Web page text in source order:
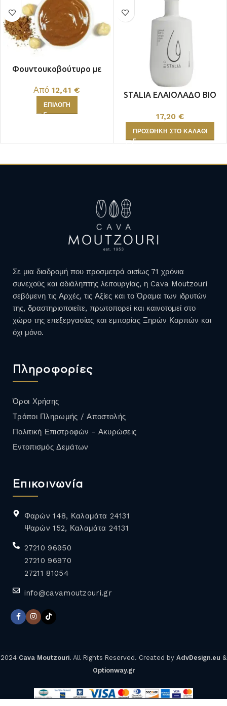
Φουντουκοβούτυρο με
Από12,41€
ΕΠΙΛΟΓΉ
STALIA ΕΛΑΙΟΛΑΔΟ BIO
17,20 €
ΠΡΟΣΘΉΚΗ ΣΤΟ ΚΑΛΆΘΙ
Σε μια διαδρομή που προσμετρά αισίως 71 χρόνια
συνεχούς και αδιάληπτης λειτουργίας, η Cava Moutzouri
σεβόμενη τις Αρχές, τις Αξίες και το Όραμα των ιδρυτών
της, δραστηριοποιείτε, πρωτοπορεί και καινοτομεί στο
χώρο της επεξεργασίας και εμπορίας Ξηρών Καρπών και
όχι μόνο.
Πληροφορίες
Όροι Χρήσης
Τρόποι Πληρωμής / Αποστολής
Πολιτική Επιστροφών - Ακυρώσεις
Εντοπισμός Δεμάτων
Επικοινωνία
Φαρών 148, Καλαμάτα 24131
Ψαρών 152, Καλαμάτα 24131
27210 96950
27210 96970
27211 81054
info@cavamoutzouri.gr
2024 Cava Moutzouri. All Rights Reserved. Created by AdvDesign.eu &
Optionway.gr
SEACRETS